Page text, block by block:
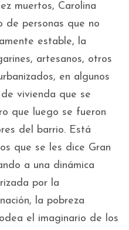
muertos, Carolina
de personas que no
estable, la
artesanos, otros
en algunos
vivienda que se
que luego se fueron
del barrio. Está
que se les dice Gran
a una dinámica
por la
la pobreza
el imaginario de los